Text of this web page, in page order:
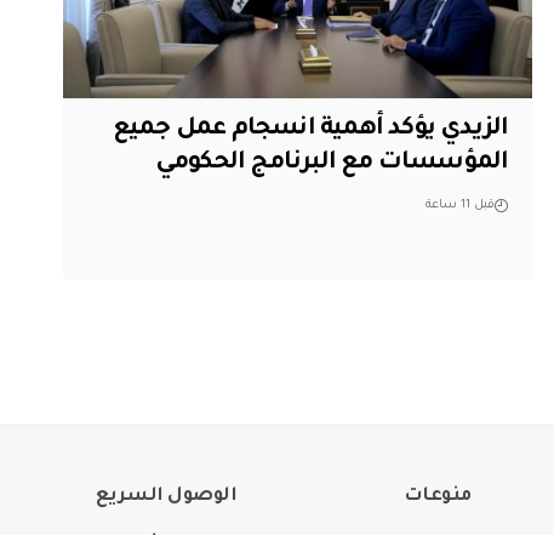
الزيدي يؤكد أهمية انسجام عمل جميع
المؤسسات مع البرنامج الحكومي
قبل 11 ساعة
منوعات الوصول السريع